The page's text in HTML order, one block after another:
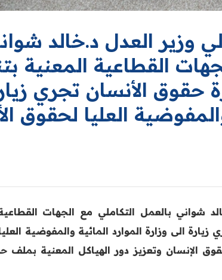
وزير العدل د.خالد
القطاعية المعنية
حقوق الأنسان تجري
العليا لحقوق
شواني بالعمل التكاملي مع الجهات
الى وزارة الموارد المائية والمفوضية
الإنسان وتعزيز دور الهياكل المعنية